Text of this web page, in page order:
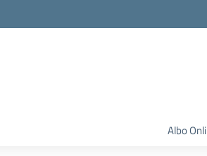
Albo